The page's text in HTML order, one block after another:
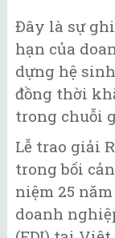
Đây là sự
hạn của
dựng hệ
đồng thời
trong chuỗi
Lễ trao giải
trong bối
niệm 25
doanh